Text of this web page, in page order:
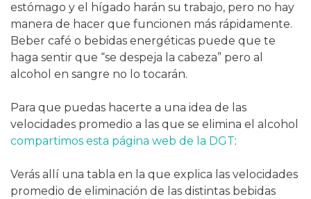
estómago y el hígado harán su trabajo, pero no hay
manera de hacer que funcionen más rápidamente.
Beber café o bebidas energéticas puede que te
haga sentir que “se despeja la cabeza” pero al
alcohol en sangre no lo tocarán.
Para que puedas hacerte a una idea de las
velocidades promedio a las que se elimina el alcohol
compartimos esta página web de la DGT:
Verás allí una tabla en la que explica las velocidades
promedio de eliminación de las distintas bebidas